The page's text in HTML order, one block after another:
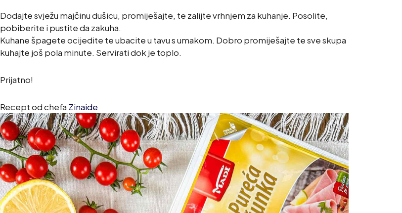
Dodajte svježu majčinu dušicu, promiješajte, te zalijte vrhnjem za kuhanje. Posolite,
pobiberite i pustite da zakuha.
Kuhane špagete ocijedite te ubacite u tavu s umakom. Dobro promiješajte te sve skupa
kuhajte još pola minute. Servirati dok je toplo.
Prijatno!
Recept od chefa Zinaide